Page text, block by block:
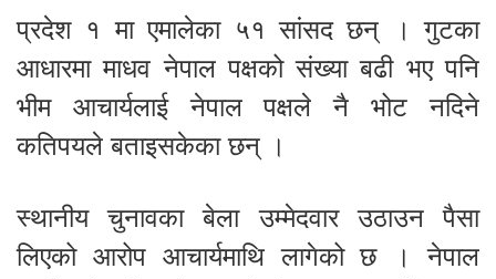
प्रदेश १ मा एमालेका ५१ सांसद छन् । गुटका
आधारमा माधव नेपाल पक्षको संख्या बढी भए पनि
भीम आचार्यलाई नेपाल पक्षले नै भोट नदिने
कतिपयले बताइसकेका छन् ।
स्थानीय चुनावका बेला उम्मेदवार उठाउन पैसा
लिएको आरोप आचार्यमाथि लागेको छ । नेपाल